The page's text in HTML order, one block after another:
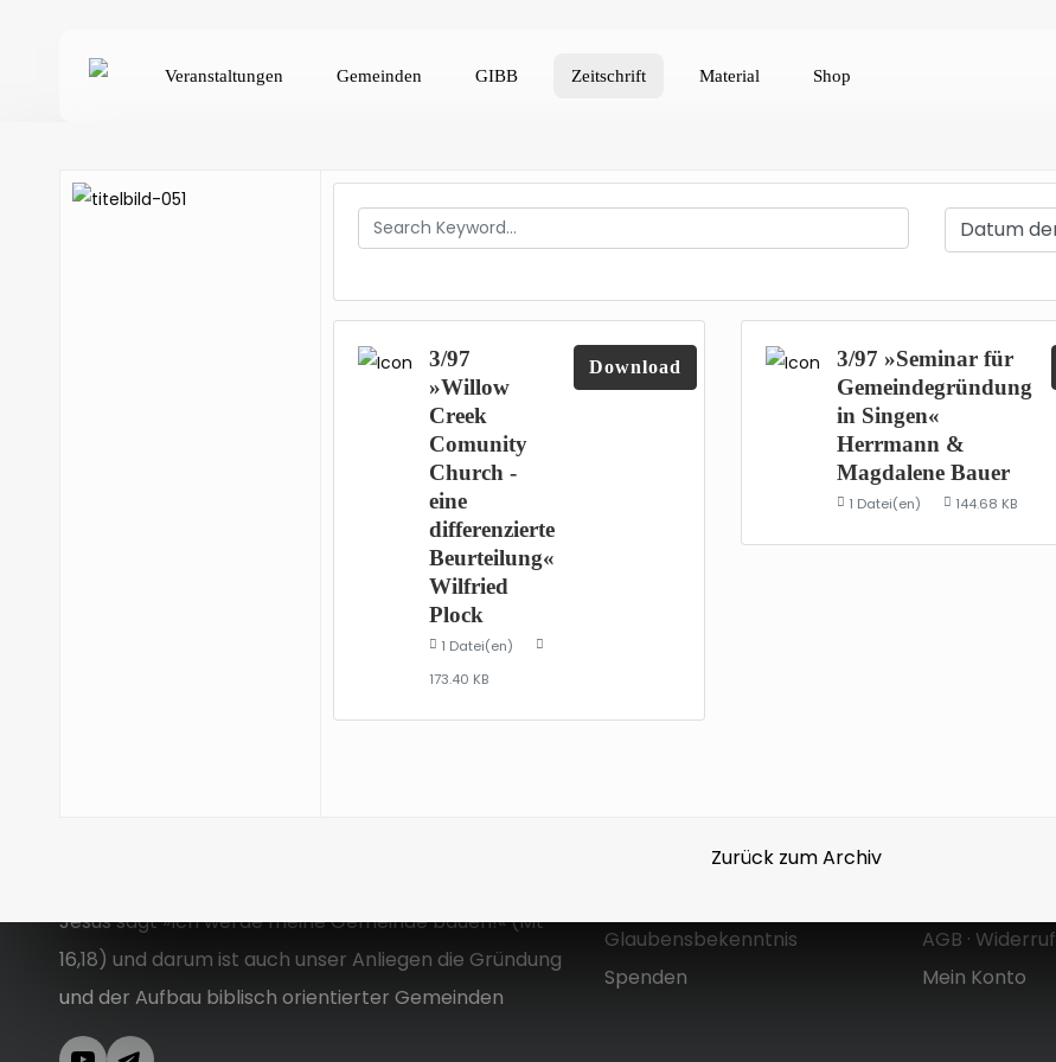
Hit enter to search or ESC to close
Veranstaltungen Gemeinden GIBB Zeitschrift Material Shop
3/97
»Willow
Creek
Comunity
Church -
eine
differenzierte
Beurteilung«
Wilfried
Plock
1 Datei(en)
173.40 KB
Download
3/97 »Seminar für
Gemeindegründung
in Singen«
Herrmann &
Magdalene Bauer
1 Datei(en) 144.68 KB
Zurück zum Archiv
Jesus sagt »Ich werde meine Gemeinde bauen!« (Mt
16,18) und darum ist auch unser Anliegen die Gründung
und der Aufbau biblisch orientierter Gemeinden
YouTubeTelegram
Glaubensbekenntnis
Spenden
AGB · Widerruf
Mein Konto